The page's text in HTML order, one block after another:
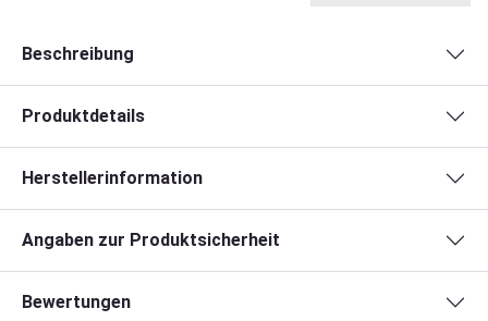
Beschreibung
Produktdetails
Herstellerinformation
Angaben zur Produktsicherheit
Bewertungen